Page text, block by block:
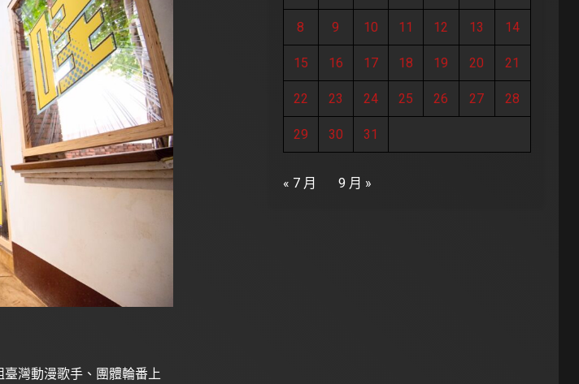
臺灣動漫歌手、團體輪番上
8 9 10 11 12 13 14
15 16 17 18 19 20 21
22 23 24 25 26 27 28
29 30 31
« 7 月 9 月 »